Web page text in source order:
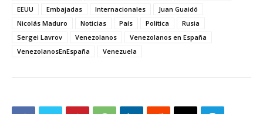
EEUU
Embajadas Internacionales
Juan Guaidó
Nicolás Maduro
Noticias País Política
Rusia
Sergei Lavrov
Venezolanos
Venezolanos en España
VenezolanosEnEspaña
Venezuela